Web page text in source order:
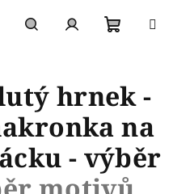
košík
hrnek -
na
- výběr